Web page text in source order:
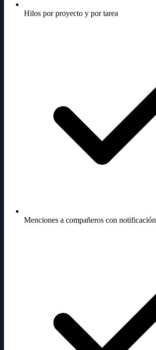
Hilos por proyecto y por tarea
Menciones a compañeros con notificación